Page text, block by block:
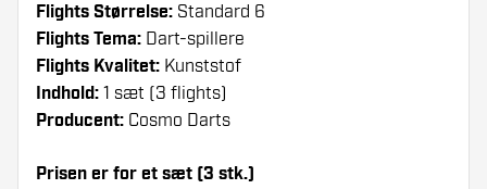
Flights Størrelse: Standard 6
Flights Tema: Dart-spillere
Flights Kvalitet: Kunststof
Indhold: 1 sæt (3 flights)
Producent: Cosmo Darts
Prisen er for et sæt (3 stk.)